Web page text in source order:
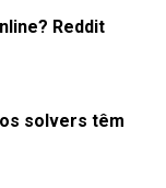
Reddit
solvers têm